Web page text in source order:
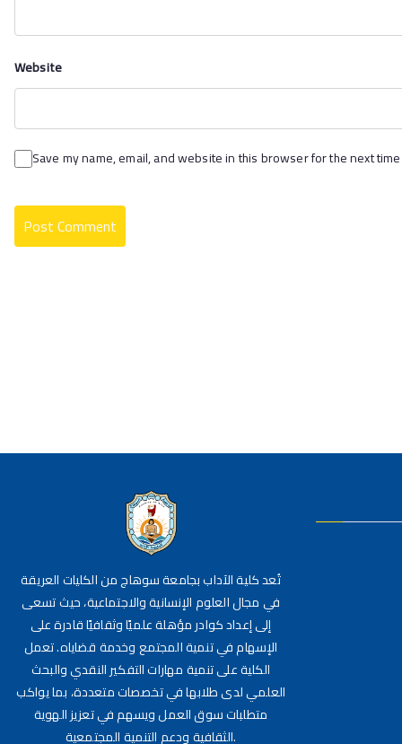
Website
Save my name, email, and website in this browser for the next
تُعد كلية الآداب بجامعة سوهاج من الكليات العريقة
في مجال العلوم الإنسانية والاجتماعية، حيث تسعى
إلى إعداد كوادر مؤهلة علميًا وثقافيًا قادرة على
الإسهام في تنمية المجتمع وخدمة قضاياه. تعمل
الكلية على تنمية مهارات التفكير النقدي والبحث
العلمي لدى طلابها في تخصصات متعددة، بما يواكب
متطلبات سوق العمل ويسهم في تعزيز الهوية
الثقافية ودعم التنمية المجتمعية.